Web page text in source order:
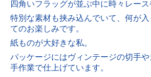
四角いフラッグが並ぶ中に時々レー
特別な素材も挟み込んでいて、 何が
てのお楽しみです。
紙ものが大好きな私。
パッケージにはヴィンテージの切手や
手作業で仕上げています。